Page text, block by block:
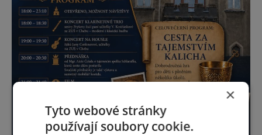
×
Tyto webové stránky
používají soubory cookie.